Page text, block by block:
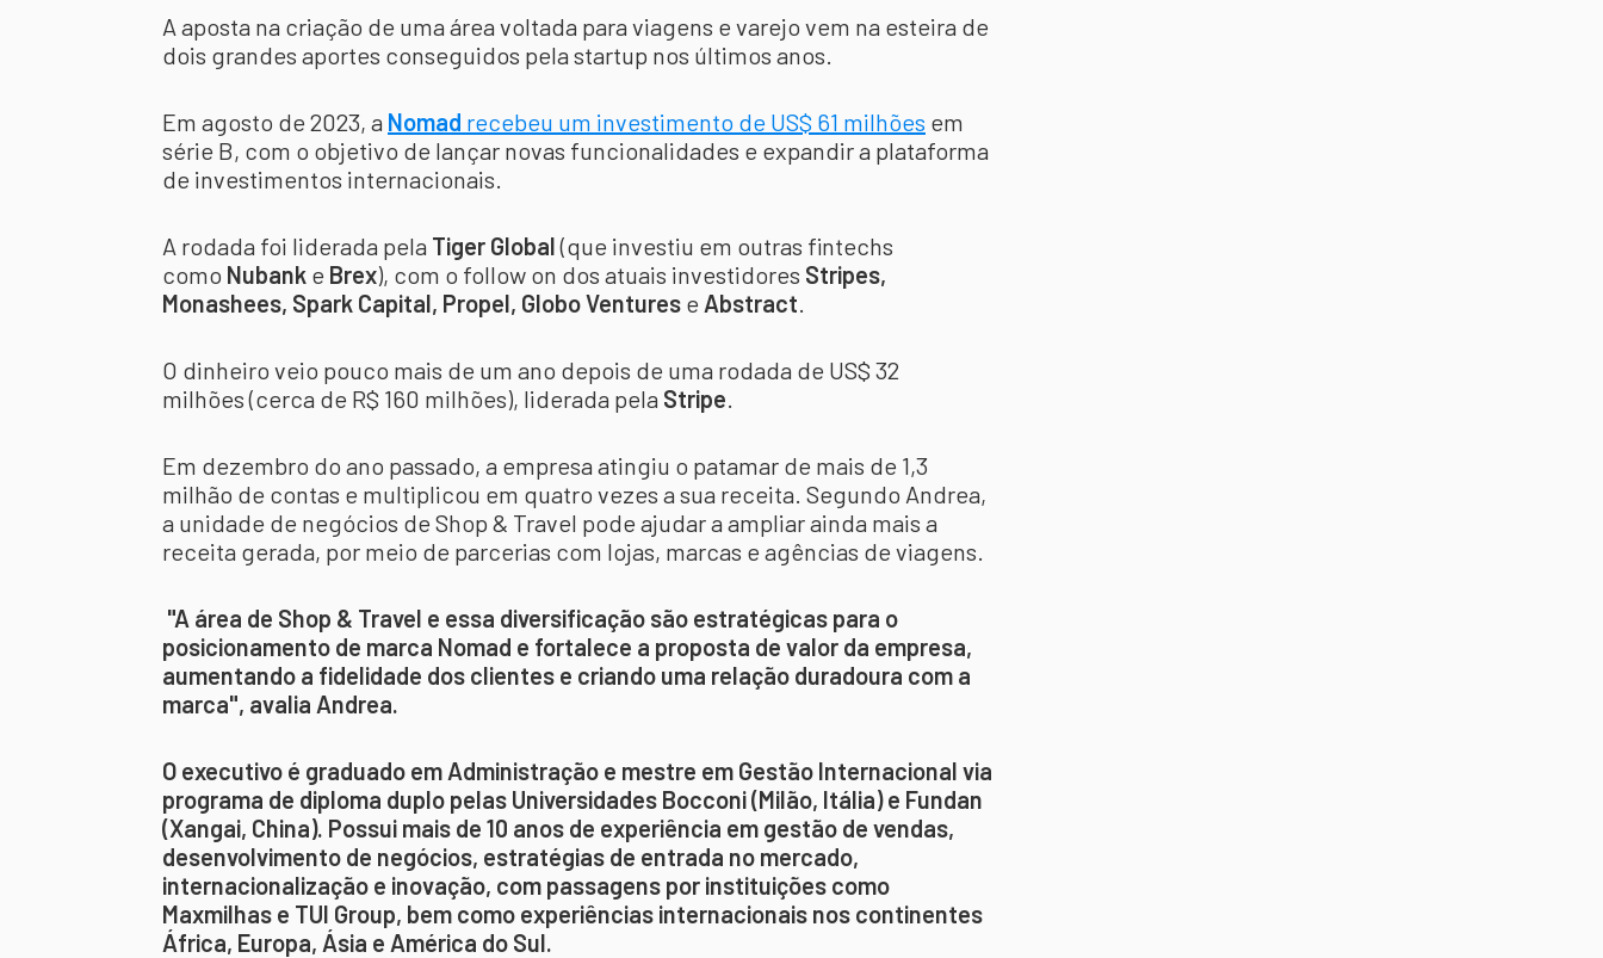
A aposta na criação de uma área voltada para viagens e varejo vem na esteira de
dois grandes aportes conseguidos pela startup nos últimos anos.
Em agosto de 2023, a Nomad recebeu um investimento de US$ 61 milhões em
série B, com o objetivo de lançar novas funcionalidades e expandir a plataforma
de investimentos internacionais.
A rodada foi liderada pela Tiger Global(que investiu em outras fintechs
como Nubank e Brex), com o follow on dos atuais investidores Stripes,
Monashees, Spark Capital, Propel, Globo Ventures e Abstract.
O dinheiro veio pouco mais de um ano depois de uma rodada de US$ 32
milhões (cerca de R$ 160 milhões), liderada pela Stripe.
Em dezembro do ano passado, a empresa atingiu o patamar de mais de 1,3
milhão de contas e multiplicou em quatro vezes a sua receita. Segundo Andrea,
a unidade de negócios de Shop & Travel pode ajudar a ampliar ainda mais a
receita gerada, por meio de parcerias com lojas, marcas e agências de viagens.
"A área de Shop & Travel e essa diversificação são estratégicas para o
posicionamento de marca Nomad e fortalece a proposta de valor da empresa,
aumentando a fidelidade dos clientes e criando uma relação duradoura com a
marca", avalia Andrea.
O executivo é graduado em Administração e mestre em Gestão Internacional via
programa de diploma duplo pelas Universidades Bocconi (Milão, Itália) e Fundan
(Xangai, China). Possui mais de 10 anos de experiência em gestão de vendas,
desenvolvimento de negócios, estratégias de entrada no mercado,
internacionalização e inovação, com passagens por instituições como
Maxmilhas e TUI Group, bem como experiências internacionais nos continentes
África, Europa, Ásia e América do Sul.